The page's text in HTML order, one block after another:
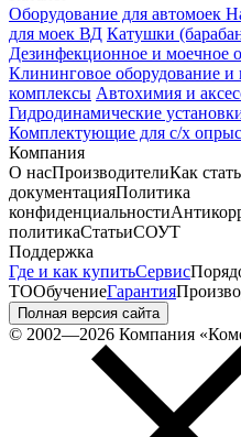
Оборудование для автомоек
для моек ВД Катушки
Дезинфекционное и моечное
Клининговое оборудование и
комплексы Автохимия и
Гидродинамические
Комплектующие для с/х
Компания
О насПроизводителиКак
документацияПолитика
конфиденциальности
политикаСтатьиСОУТ
Поддержка
Где и как купитьСервис
ТООбучениеГарантия
Полная версия сайта
© 2002—2026 Компания